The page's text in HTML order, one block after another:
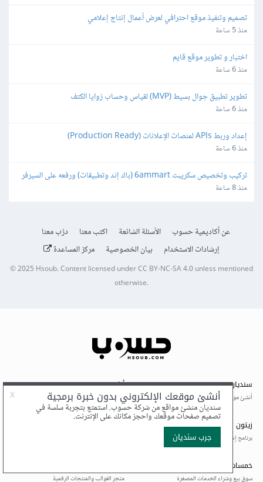
تصميم وتنفيذ موقع احترافي لعرض أعمال إنتاج إعلامي
منذ 5 ساعة
اختبار و تطوير موقع قايم
منذ 6 ساعة
تطوير تطبيق جوال بسيط (MVP) لقياس وحساب زوايا الكتف
منذ 6 ساعة
إعداد وربط APIs لمنصات الإعلانات (Production Ready)
منذ 6 ساعة
تركيب وتخصيص سكريبت 6ammart (باك إند وتطبيقات) ورفعه على السيرفر
والمتجر
منذ 8 ساعة
عن أكاديمية حسوب الأسئلة الشائعة اكتب معنا
درّب معنا
إرشادات الاستخدام
بيان الخصوصية مركز المساعدة
© 2025 Hsoub.Content licensed underCC BY-NC-SA 4.0unless mentioned
otherwise.